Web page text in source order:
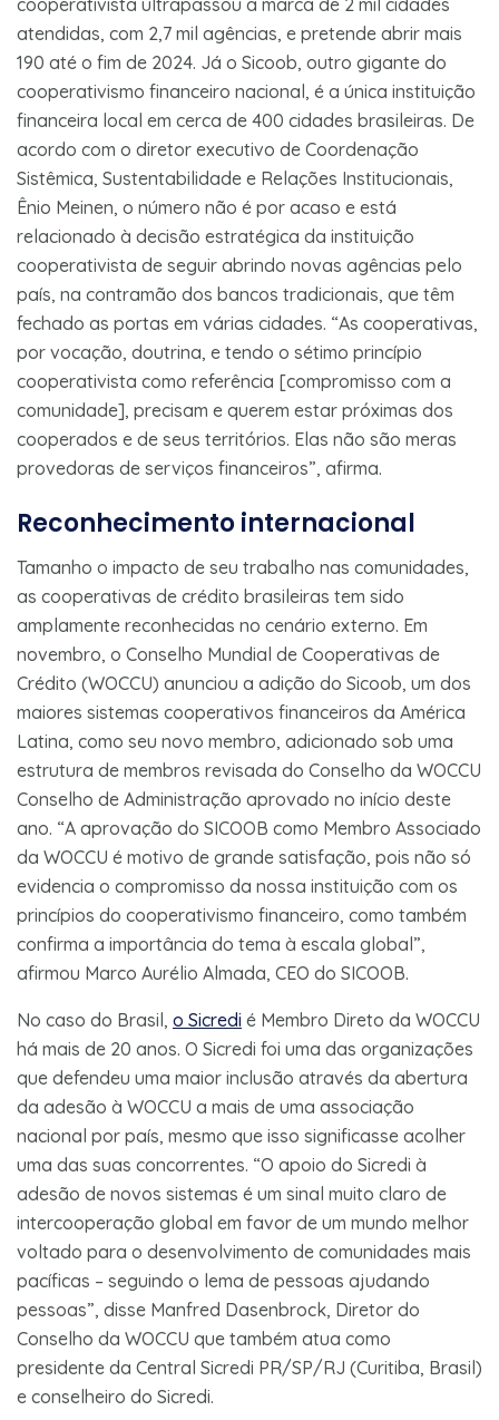
atendidas, com 2,7 mil agências, e pretende abrir mais
190 até o fim de 2024. Já o Sicoob, outro gigante do
cooperativismo financeiro nacional, é a única instituição
financeira local em cerca de 400 cidades brasileiras. De
acordo com o diretor executivo de Coordenação
Sistêmica, Sustentabilidade e Relações Institucionais,
Ênio Meinen, o número não é por acaso e está
relacionado à decisão estratégica da instituição
cooperativista de seguir abrindo novas agências pelo
país, na contramão dos bancos tradicionais, que têm
fechado as portas em várias cidades. “As cooperativas,
por vocação, doutrina, e tendo o sétimo princípio
cooperativista como referência [compromisso com a
comunidade], precisam e querem estar próximas dos
cooperados e de seus territórios. Elas não são meras
provedoras de serviços financeiros”, afirma.
Reconhecimento internacional
Tamanho o impacto de seu trabalho nas comunidades,
as cooperativas de crédito brasileiras tem sido
amplamente reconhecidas no cenário externo. Em
novembro, o Conselho Mundial de Cooperativas de
Crédito (WOCCU) anunciou a adição do Sicoob, um dos
maiores sistemas cooperativos financeiros da América
Latina, como seu novo membro, adicionado sob uma
estrutura de membros revisada do Conselho da WOCCU
Conselho de Administração aprovado no início deste
ano. “A aprovação do SICOOB como Membro Associado
da WOCCU é motivo de grande satisfação, pois não só
evidencia o compromisso da nossa instituição com os
princípios do cooperativismo financeiro, como também
confirma a importância do tema à escala global”,
afirmou Marco Aurélio Almada, CEO do SICOOB.
No caso do Brasil, o Sicredi é Membro Direto da WOCCU
há mais de 20 anos. O Sicredi foi uma das organizações
que defendeu uma maior inclusão através da abertura
da adesão à WOCCU a mais de uma associação
nacional por país, mesmo que isso significasse acolher
uma das suas concorrentes. “O apoio do Sicredi à
adesão de novos sistemas é um sinal muito claro de
intercooperação global em favor de um mundo melhor
voltado para o desenvolvimento de comunidades mais
pacíficas – seguindo o lema de pessoas ajudando
pessoas”, disse Manfred Dasenbrock, Diretor do
Conselho da WOCCU que também atua como
presidente da Central Sicredi PR/SP/RJ (Curitiba, Brasil)
e conselheiro do Sicredi.